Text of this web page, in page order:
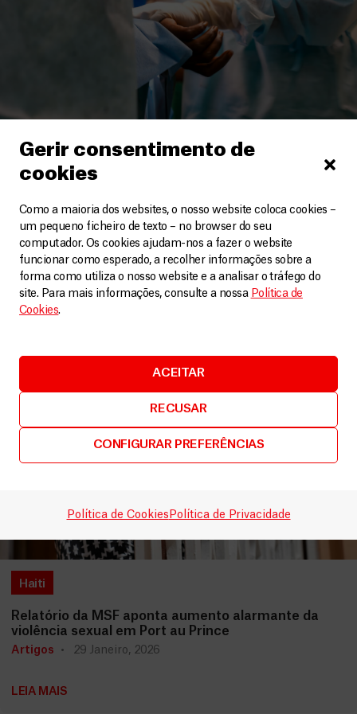
Gerir consentimento de
cookies
Como a maioria dos websites, o nosso website coloca cookies –
um pequeno ficheiro de texto – no browser do seu
computador. Os cookies ajudam-nos a fazer o website
funcionar como esperado, a recolher informações sobre a
forma como utiliza o nosso website e a analisar o tráfego do
site. Para mais informações, consulte a nossa Política de
Cookies.
ACEITAR
RECUSAR
CONFIGURAR PREFERÊNCIAS
Política de Cookies Política de Privacidade
Haiti
Número recorde de feridos a tiro no hospital da MSF
em Port au Prince
Vídeos 14 Fevereiro, 2026
LEIA MAIS
Haiti
Relatório da MSF aponta aumento alarmante da
violência sexual em Port au Prince
Artigos 29 Janeiro, 2026
LEIA MAIS